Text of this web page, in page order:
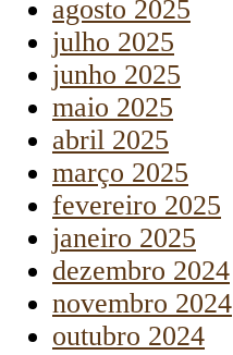
agosto 2025
julho 2025
junho 2025
maio 2025
abril 2025
março 2025
fevereiro 2025
janeiro 2025
dezembro 2024
novembro 2024
outubro 2024